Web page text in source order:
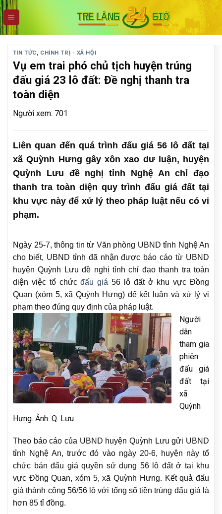
Skip
to
content
TIN TỨC, CHÍNH TRỊ - XÃ HỘI
Vụ em trai phó chủ tịch huyện trúng
đấu giá 23 lô đất: Đề nghị thanh tra
toàn diện
Người xem: 701
Liên quan đến quá trình đấu giá 56 lô đất tại
xã Quỳnh Hưng gây xôn xao dư luận, huyện
Quỳnh Lưu đề nghị tỉnh Nghệ An chỉ đạo
thanh tra toàn diện quy trình đấu giá đất tại
khu vực này để xử lý theo pháp luật nếu có vi
phạm.
Ngày 25-7, thông tin từ Văn phòng UBND tỉnh Nghệ An
cho biết, UBND tỉnh đã nhận được báo cáo từ UBND
huyện Quỳnh Lưu đề nghị tỉnh chỉ đạo thanh tra toàn
diện việc tổ chứcđấu giá 56 lô đất ở khu vực Đồng
Quan (xóm 5, xã Quỳnh Hưng) để kết luận và xử lý vi
phạm theo đúng quy định của pháp luật.
Người
dân
tham gia
phiên
đấu giá
đất tại
xã
Quỳnh
Hưng. Ảnh: Q. Lưu
Theo báo cáo của UBND huyện Quỳnh Lưu gửi UBND
tỉnh Nghệ An, trước đó vào ngày 20-6, huyện này tổ
chức bán đấu giá quyền sử dụng 56 lô đất ở tại khu
vực Đồng Quan, xóm 5, xã Quỳnh Hưng. Kết quả đấu
giá thành công 56/56 lô với tổng số tiền trúng đấu giá là
hơn 85 tỉ đồng.